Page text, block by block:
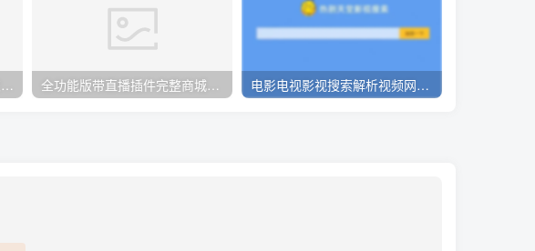
价值3w的开源数字货币合约交易所源码/区块链交易所源码/otc交易平台/撮合交易引基于Java开发 全功能版带直播插件完整商城系统网站源码 电影电视影视搜索解析视频网站源码